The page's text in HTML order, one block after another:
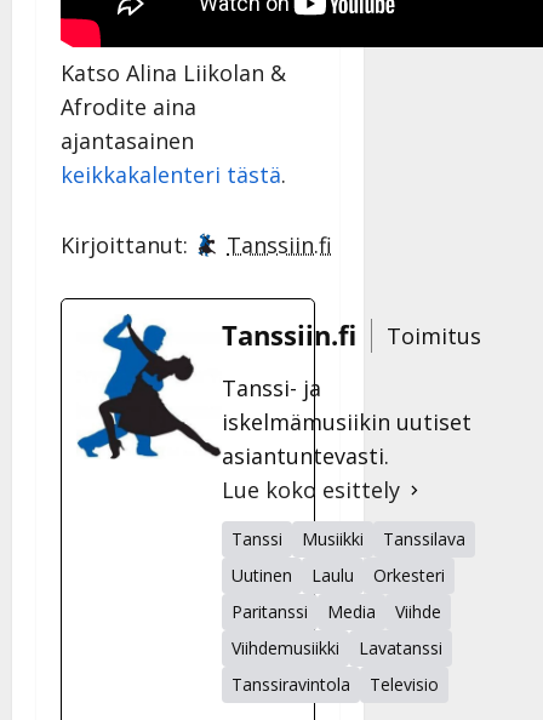
Katso Alina Liikolan &
Afrodite aina
ajantasainen
keikkakalenteri tästä.
Kirjoittanut: Tanssiin.fi
Tanssiin.fi
Toimitus
Tanssi- ja
iskelmämusiikin uutiset
asiantuntevasti.
Lue koko esittely
Tanssi Musiikki
Tanssilava
Uutinen
Laulu
Orkesteri
Paritanssi
Media
Viihde
Viihdemusiikki
Lavatanssi
Tanssiravintola
Televisio